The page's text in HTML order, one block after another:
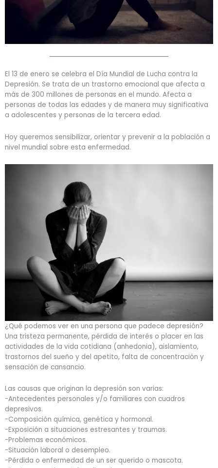
El 13 de enero se celebra el Día Mundial de Lucha contra la
Depresión. Se trata de un trastorno emocional que afecta a
más de 300 millones de personas en el mundo. Afecta a
personas de todas las edades y de manera muy significativa
a adolescentes y personas de la tercera edad.
Hoy queremos sensibilizar, orientar y prevenir a la población a
nivel mundial sobre esta enfermedad.
¿Qué podemos ver en una persona que padece depresión?
Una tristeza permanente, pérdida de interés o placer en las
actividades de la vida cotidiana (anhedonia), aislamiento,
trastornos del sueño y del apetito, falta de concentración y
sensación de cansancio.
Las causas que originan la depresión son varias:
-Antecedentes personales y/o familiares con cuadros
depresivos.
-Composición química, genética y hormonal.
-Exposición a situaciones estresantes y traumas.
-Problemas económicos.
-Situación laboral o desempleo.
-Pérdida o enfermedad de un ser querido o mascota.